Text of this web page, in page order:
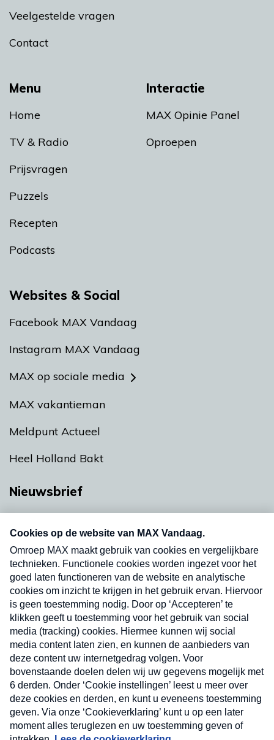
Menu
Home
TV & Radio
Prijsvragen
Puzzels
Recepten
Podcasts
Interactie
MAX Opinie Panel
Oproepen
Veelgestelde vragen
Contact
Websites & Social
Facebook MAX Vandaag
Instagram MAX Vandaag
MAX op sociale media
MAX vakantieman
Meldpunt Actueel
Heel Holland Bakt
Nieuwsbrief
nieuwsbrief. Elke vrijdag- en dinsdagochtend in
uw mailbox.
Verzend
Nieuwsbrief
Neem hier een gratis abonnement op onze
nieuwsbrief. Elke vrijdag- en dinsdagochtend in uw